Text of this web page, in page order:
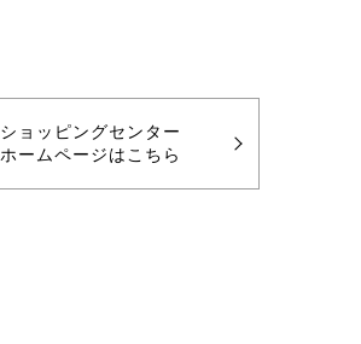
ショッピングセンター
ホームページはこちら